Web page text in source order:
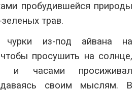
пробудившейся природы
трав.
чурки из-под айвана на
просушить на солнце,
и часами просиживал
своим мыслям. В